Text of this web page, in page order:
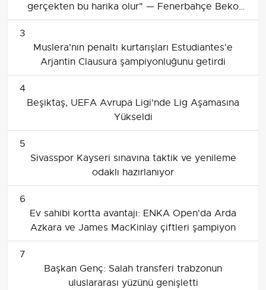
gerçekten bu harika olur" — Fenerbahçe Beko
Final Four öncesi değerlendirmesi
3
Muslera'nın penaltı kurtarışları Estudiantes'e
Arjantin Clausura şampiyonluğunu getirdi
4
Beşiktaş, UEFA Avrupa Ligi'nde Lig Aşamasına
Yükseldi
5
Sivasspor Kayseri sınavına taktik ve yenileme
odaklı hazırlanıyor
6
Ev sahibi kortta avantajı: ENKA Open'da Arda
Azkara ve James MacKinlay çiftleri şampiyon
7
Başkan Genç: Salah transferi trabzonun
uluslararası yüzünü genişletti